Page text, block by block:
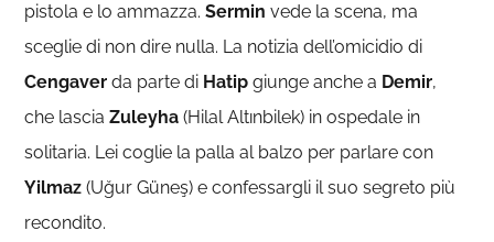
pistola e lo ammazza. Sermin vede la scena, ma
sceglie di non dire nulla. La notizia dell’omicidio di
Cengaver da parte di Hatip giunge anche a Demir,
che lasciaZuleyha (Hilal Altınbilek) in ospedale in
solitaria. Lei coglie la palla al balzo per parlare con
Yilmaz (Uğur Güneş) e confessargli il suo segreto più
recondito.